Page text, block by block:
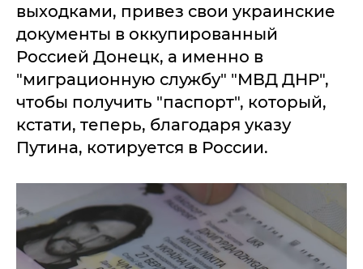
выходками, привез свои украинские
документы в оккупированный
Россией Донецк, а именно в
"миграционную службу" "МВД ДНР",
чтобы получить "паспорт", который,
кстати, теперь, благодаря указу
Путина, котируется в России.